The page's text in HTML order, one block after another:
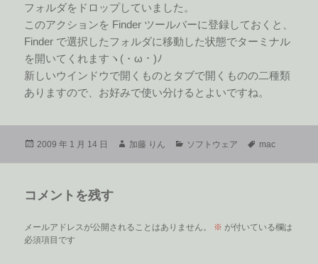
フォルダをドロップしていました。
このアクションを Finder ツールバーに登録しておくと、
Finder で選択したフォルダに移動した状態でターミナル
を開いてくれますヽ(・ω・)ﾉ
新しいウインドウで開くものとタブで開くものの二種類
ありますので、お好みで使い分けるとよいですね。
投
2009 年 1 月 14 日
作
加藤 りん
カ
ソフトウェア
タ
mac
コメントを残す
メールアドレスが公開されることはありません。 ※ が付いている欄は
必須項目です